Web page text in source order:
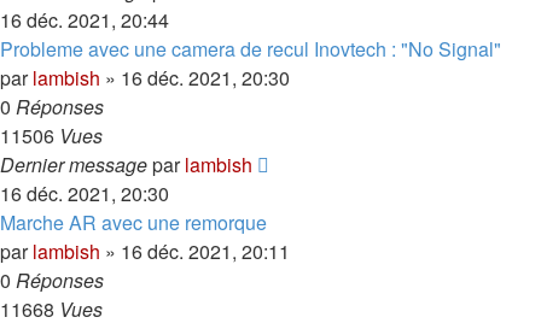
16 déc. 2021, 20:44
Probleme avec une camera de recul Inovtech : "No Signal"
parlambish » 16 déc. 2021, 20:30
0 Réponses
11506 Vues
Dernier messageparlambish
16 déc. 2021, 20:30
Marche AR avec une remorque
parlambish » 16 déc. 2021, 20:11
0 Réponses
11668 Vues